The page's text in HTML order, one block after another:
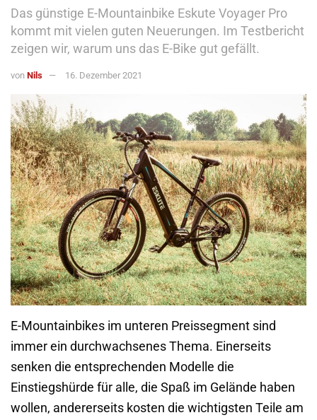
Das günstige E-Mountainbike Eskute Voyager Pro
kommt mit vielen guten Neuerungen. Im Testbericht
zeigen wir, warum uns das E-Bike gut gefällt.
von Nils 16. Dezember 2021
E-Mountainbikes im unteren Preissegment sind
immer ein durchwachsenes Thema. Einerseits
senken die entsprechenden Modelle die
Einstiegshürde für alle, die Spaß im Gelände haben
wollen, andererseits kosten die wichtigsten Teile am